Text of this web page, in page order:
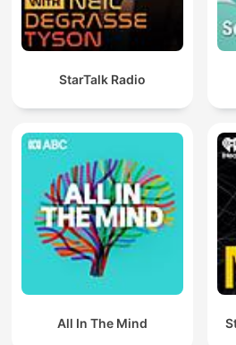
StarTalk Radio
All In The Mind